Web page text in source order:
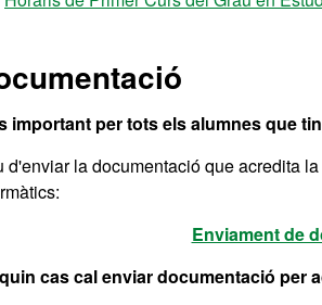
important per tots els alumnes que
d'enviar la documentació que acredita
Enviament de
cas cal enviar documentació per